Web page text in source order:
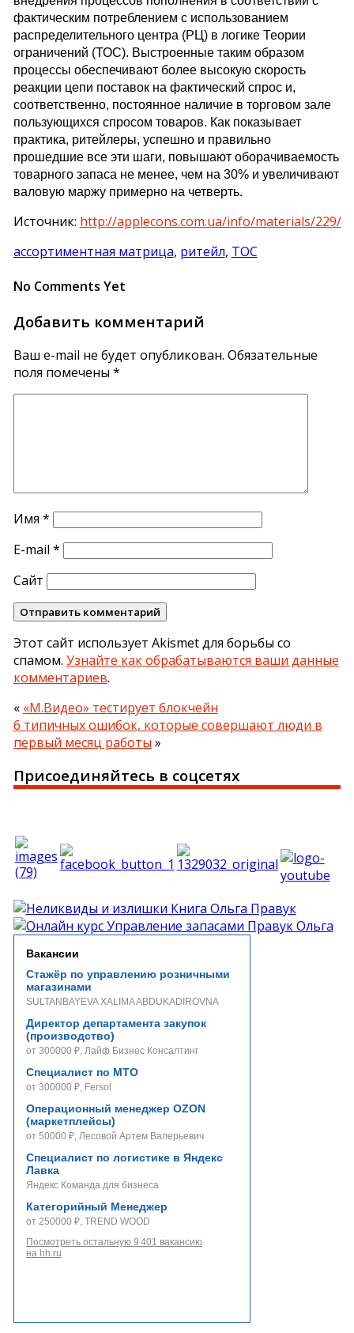
фактическим потреблением с использованием
распределительного центра (РЦ) в логике Теории
ограничений (ТОС). Выстроенные таким образом
процессы обеспечивают более высокую скорость
реакции цепи поставок на фактический спрос и,
соответственно, постоянное наличие в торговом зале
пользующихся спросом товаров. Как показывает
практика, ритейлеры, успешно и правильно
прошедшие все эти шаги, повышают оборачиваемость
товарного запаса не менее, чем на 30% и увеличивают
валовую маржу примерно на четверть.
Источник: http://applecons.com.ua/info/materials/229/
ассортиментная матрица, ритейл, ТОС
No Comments Yet
Добавить комментарий
Ваш e-mail не будет опубликован. Обязательные
поля помечены *
Имя *
E-mail *
Сайт
Этот сайт использует Akismet для борьбы со
спамом. Узнайте как обрабатываются ваши данные
комментариев.
« «М.Видео» тестирует блокчейн
6 типичных ошибок, которые совершают люди в
первый месяц работы »
Присоединяйтесь в соцсетях
Вакансии
Стажёр по управлению розничными
магазинами
SULTANBAYEVA XALIMA ABDUKADIROVNA
Директор департамента закупок
(производство)
от 300000 ₽, Лайф Бизнес Консалтинг
Специалист по МТО
от 300000 ₽, Fersol
Операционный менеджер OZON
(маркетплейсы)
от 50000 ₽, Лесовой Артем Валерьевич
Специалист по логистике в Яндекс
Лавка
Яндекс Команда для бизнеса
Категорийный Менеджер
от 250000 ₽, TREND WOOD
Посмотреть остальную 9 401 вакансию
на hh.ru